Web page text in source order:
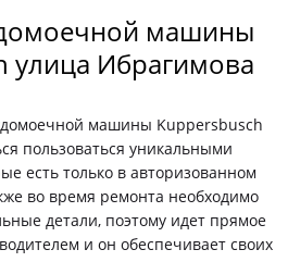
машины
улица Ибрагимова
машины Kuppersbusch
пользоваться уникальными
есть только в авторизованном
во время ремонта необходимо
детали, поэтому идет прямое
и он обеспечивает своих